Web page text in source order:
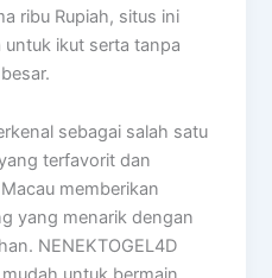
ribu Rupiah, situs ini
ikut serta tanpa
sebagai salah satu
terfavorit dan
memberikan
yang menarik dengan
NENEKTOGEL4D